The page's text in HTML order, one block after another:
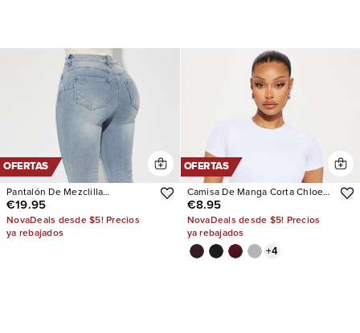
OFERTAS
Pantalón De Mezclilla
Acampanado Con Stretch San
Diego Sculpting
€19.95
NovaDeals desde $5! Precios
ya rebajados
OFERTAS
Camisa De Manga Corta Chloe
Crew Neck
€8.95
NovaDeals desde $5! Precios
ya rebajados
+4